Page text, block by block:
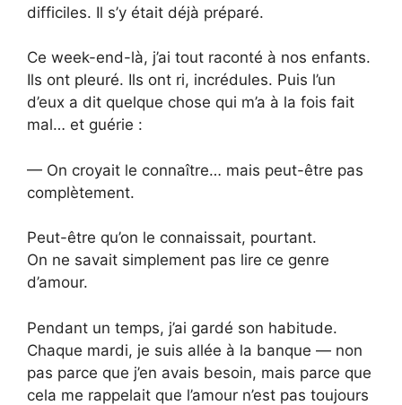
difficiles. Il s’y était déjà préparé.
Ce week-end-là, j’ai tout raconté à nos enfants.
Ils ont pleuré. Ils ont ri, incrédules. Puis l’un
d’eux a dit quelque chose qui m’a à la fois fait
mal… et guérie :
— On croyait le connaître… mais peut-être pas
complètement.
Peut-être qu’on le connaissait, pourtant.
On ne savait simplement pas lire ce genre
d’amour.
Pendant un temps, j’ai gardé son habitude.
Chaque mardi, je suis allée à la banque — non
pas parce que j’en avais besoin, mais parce que
cela me rappelait que l’amour n’est pas toujours